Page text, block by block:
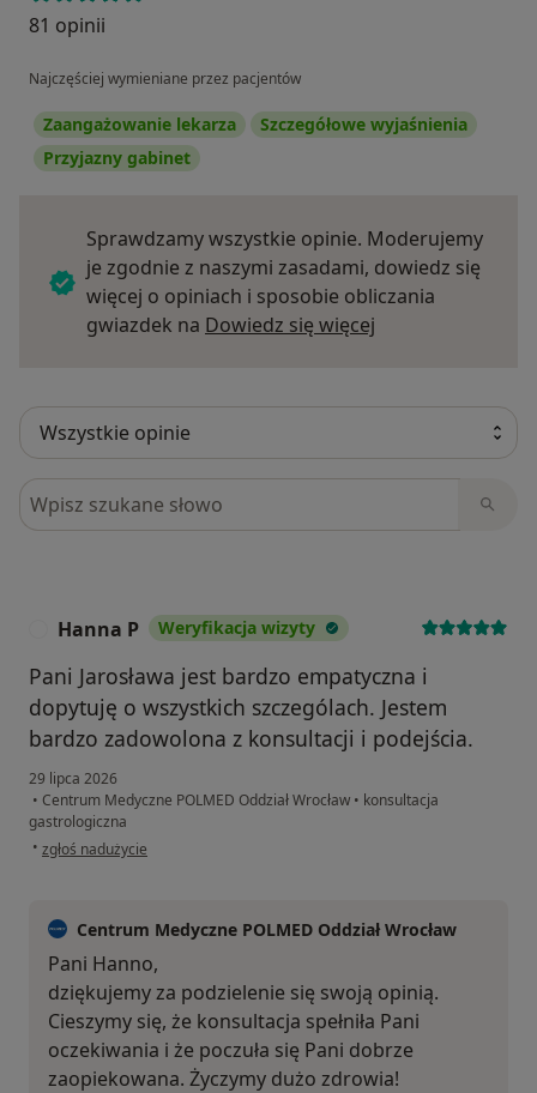
81 opinii
Najczęściej wymieniane przez pacjentów
Zaangażowanie lekarza
Szczegółowe wyjaśnienia
Przyjazny gabinet
Sprawdzamy wszystkie opinie. Moderujemy
je zgodnie z naszymi zasadami, dowiedz się
więcej o opiniach i sposobie obliczania
gwiazdek na Dowiedz się więcej
Szukaj w opiniach
Hanna P Weryfikacja wizyty
Pani Jarosława jest bardzo empatyczna i
dopytuję o wszystkich szczególach. Jestem
bardzo zadowolona z konsultacji i podejścia.
29 lipca 2026
• Centrum Medyczne POLMED Oddział Wrocław • konsultacja
gastrologiczna
• w opinii użytkownika Hanna P
zgłoś nadużycie
Centrum Medyczne POLMED Oddział Wrocław
Pani Hanno,
dziękujemy za podzielenie się swoją opinią.
Cieszymy się, że konsultacja spełniła Pani
oczekiwania i że poczuła się Pani dobrze
zaopiekowana. Życzymy dużo zdrowia!